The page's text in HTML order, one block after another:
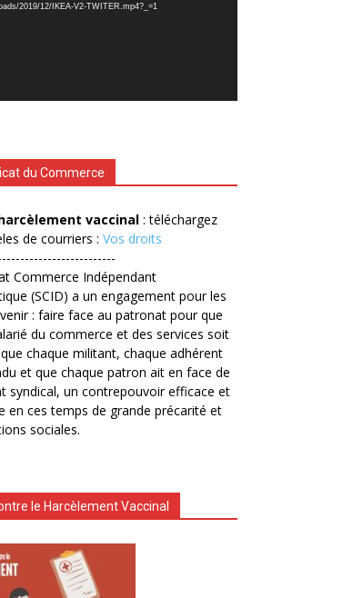
2019/12/IKEA-V2-TWITER.mp4?_=1
du Commerce
harcèlement vaccinal : téléchargez
de courriers : Vos droits
Commerce Indépendant
(SCID) a un engagement pour les
: faire face au patronat pour que
du commerce et des services soit
chaque militant, chaque adhérent
et que chaque patron ait en face de
syndical, un contrepouvoir efficace et
en ces temps de grande précarité et
sociales.
le Harcèlement Vaccinal